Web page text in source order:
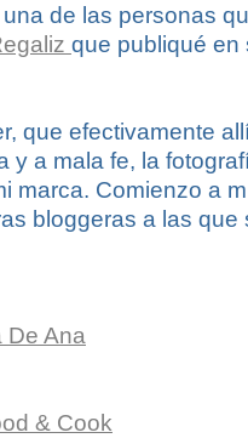
de las personas
que publiqué en
que efectivamente
y a mala fe, la
marca. Comienzo a
bloggeras a las que
De Ana
& Cook